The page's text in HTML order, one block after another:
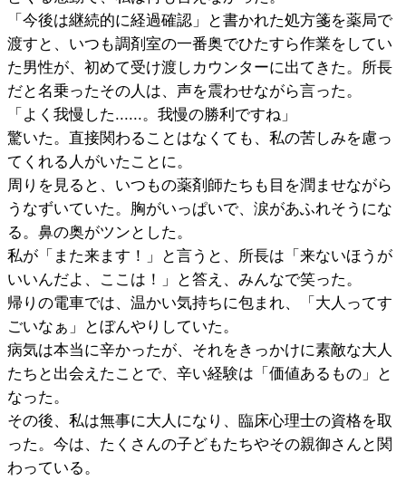
「今後は継続的に経過確認」と書かれた処方箋を薬局で
渡すと、いつも調剤室の一番奥でひたすら作業をしてい
た男性が、初めて受け渡しカウンターに出てきた。所長
だと名乗ったその人は、声を震わせながら言った。
「よく我慢した......。我慢の勝利ですね」
驚いた。直接関わることはなくても、私の苦しみを慮っ
てくれる人がいたことに。
周りを見ると、いつもの薬剤師たちも目を潤ませながら
うなずいていた。胸がいっぱいで、涙があふれそうにな
る。鼻の奥がツンとした。
私が「また来ます！」と言うと、所長は「来ないほうが
いいんだよ、ここは！」と答え、みんなで笑った。
帰りの電車では、温かい気持ちに包まれ、「大人ってす
ごいなぁ」とぼんやりしていた。
病気は本当に辛かったが、それをきっかけに素敵な大人
たちと出会えたことで、辛い経験は「価値あるもの」と
なった。
その後、私は無事に大人になり、臨床心理士の資格を取
った。今は、たくさんの子どもたちやその親御さんと関
わっている。